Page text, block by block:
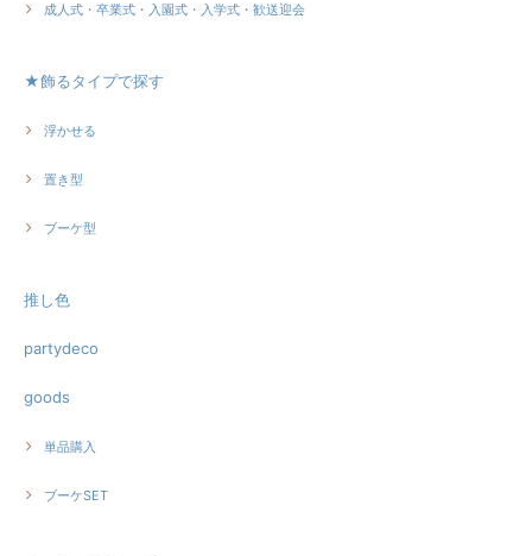
成人式・卒業式・入園式・入学式・歓送迎会
★飾るタイプで探す
浮かせる
置き型
ブーケ型
推し色
partydeco
goods
単品購入
ブーケSET